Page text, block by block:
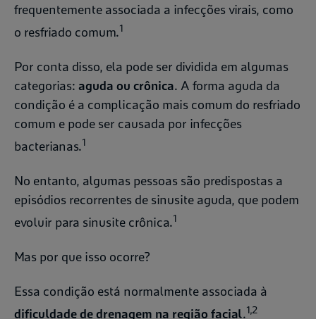
frequentemente associada a infecções virais, como
o resfriado comum.1
Por conta disso, ela pode ser dividida em algumas
categorias: aguda ou crônica. A forma aguda da
condição é a complicação mais comum do resfriado
comum e pode ser causada por infecções
bacterianas.1
No entanto, algumas pessoas são predispostas a
episódios recorrentes de sinusite aguda, que podem
evoluir para sinusite crônica.1
Mas por que isso ocorre?
Essa condição está normalmente associada à
dificuldade de drenagem na região facial.1,2